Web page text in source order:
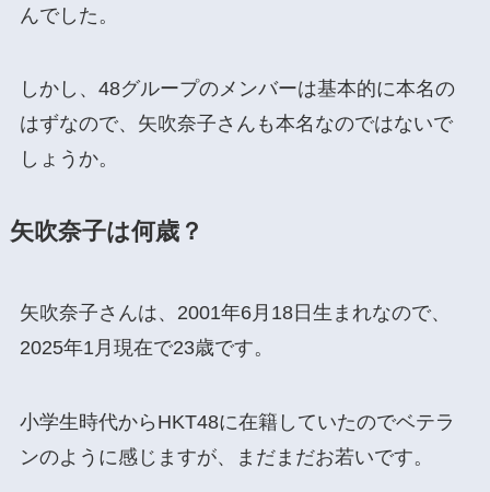
んでした。
しかし、48グループのメンバーは基本的に本名の
はずなので、矢吹奈子さんも本名なのではないで
しょうか。
矢吹奈子は何歳？
矢吹奈子さんは、2001年6月18日生まれなので、
2025年1月現在で23歳です。
小学生時代からHKT48に在籍していたのでベテラ
ンのように感じますが、まだまだお若いです。